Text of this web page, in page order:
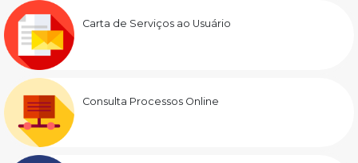
Carta de Serviços ao Usuário
Consulta Processos Online